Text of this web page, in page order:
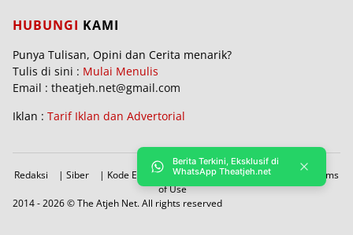
HUBUNGI KAMI
Punya Tulisan, Opini dan Cerita menarik?
Tulis di sini : Mulai Menulis
Email : theatjeh.net@gmail.com
Iklan : Tarif Iklan dan Advertorial
Redaksi | Siber | Kode Etik | PBRA |Donasi |Sitemap |
Terms
of Use
2014 -2026 © The Atjeh Net. All rights reserved
Berita Terkini, Eksklusif di
WhatsApp Theatjeh.net